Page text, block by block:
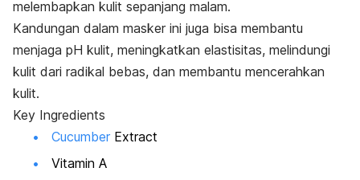
melembapkan kulit sepanjang malam.
Kandungan dalam masker ini juga bisa membantu
menjaga pH kulit, meningkatkan elastisitas, melindungi
kulit dari radikal bebas, dan membantu mencerahkan
kulit.
Key Ingredients
Cucumber Extract
Vitamin A